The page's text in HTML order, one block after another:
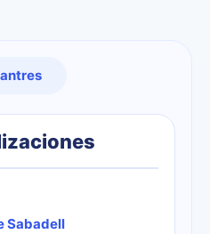
Sabadell